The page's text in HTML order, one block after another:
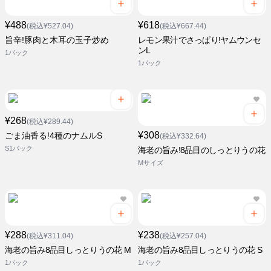
¥488(税込¥527.04)
旨辛!豚肉と木耳の玉子炒め
1パック
¥618(税込¥667.44)
レモン果汁でさっぱり!ヤムウンセ
ンL
1パック
¥268(税込¥289.44)
ごま油香る!4種のナムルS
S1パック
¥308(税込¥332.64)
海老の旨み!8品目のしっとりうの花
Mサイズ
¥288(税込¥311.04)
海老の旨み8品目しっとりうの花 M
1パック
¥238(税込¥257.04)
海老の旨み8品目しっとりうの花 S
1パック